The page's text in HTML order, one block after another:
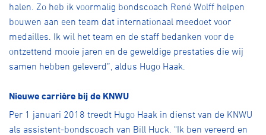
halen. Zo heb ik voormalig bondscoach René Wolff helpen
bouwen aan een team dat internationaal meedoet voor
medailles. Ik wil het team en de staff bedanken voor de
ontzettend mooie jaren en de geweldige prestaties die wij
samen hebben geleverd”, aldus Hugo Haak.
Nieuwe carrière bij de KNWU
Per 1 januari 2018 treedt Hugo Haak in dienst van de KNWU
als assistent-bondscoach van Bill Huck. "Ik ben vereerd en